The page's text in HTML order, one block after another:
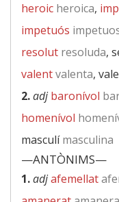
heroic heroica,
impetuós
resolut resoluda,
valentvalenta,
2.adj baronívol
homenívol
masculímasculina
—ANTÒNIMS—
1.adjafemellat